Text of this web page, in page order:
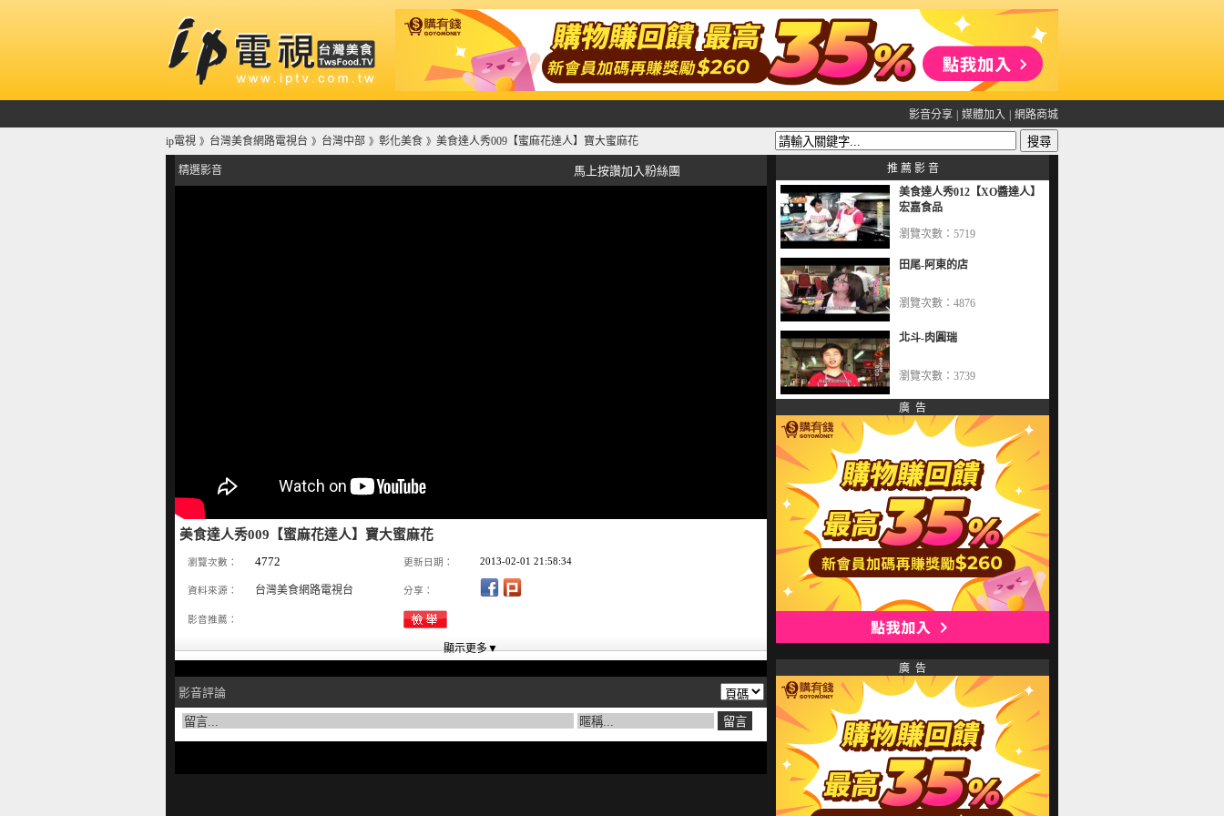
影音分享 媒體加入 網路商城
ip電視 》 台灣美食網路電視台 》 台灣中部 》 彰化美食 》 美食達人秀009【蜜麻花達人】寶大蜜麻花
精選影音 馬上按讚加入粉絲團
美食達人秀009【蜜麻花達人】寶大蜜麻花
瀏覽次數： 4772 更新日期： 2013-02-01 21:58:34
資料來源： 台灣美食網路電視台 分享：
影音推薦：
影音評論
推 薦 影 音
美食達人秀012【XO醬達人】
宏嘉食品
瀏覽次數：5719
田尾-阿東的店
瀏覽次數：4876
北斗-肉圓瑞
瀏覽次數：3739
廣 告
廣 告